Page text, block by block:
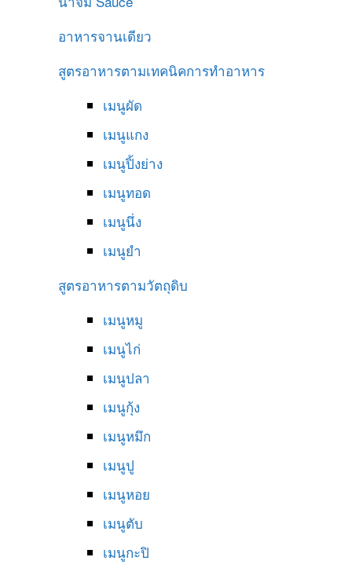
อาหารจานเดียว
สูตรอาหารตามเทคนิคการทำอาหาร
เมนูผัด
เมนูแกง
เมนูปิ้งย่าง
เมนูทอด
เมนูนึ่ง
เมนูยำ
สูตรอาหารตามวัตถุดิบ
เมนูหมู
เมนูไก่
เมนูปลา
เมนูกุ้ง
เมนูหมึก
เมนูปู
เมนูหอย
เมนูตับ
เมนูกะปิ